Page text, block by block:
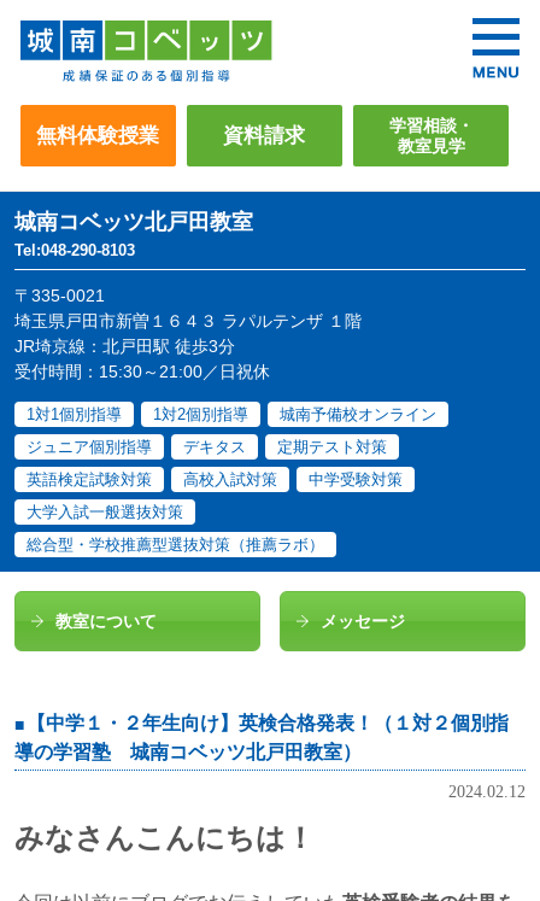
無料体験授業 資料請求
学習相談・
教室見学
城南コベッツ北戸田教室
Tel:048-290-8103
〒335-0021
埼玉県戸田市新曽１６４３ ラパルテンザ １階
JR埼京線：北戸田駅 徒歩3分
受付時間：15:30～21:00／日祝休
1対1個別指導 1対2個別指導
城南予備校オンライン
ジュニア個別指導
デキタス
定期テスト対策
英語検定試験対策
高校入試対策
中学受験対策
大学入試一般選抜対策
総合型・学校推薦型選抜対策（推薦ラボ）
教室について メッセージ
【中学１・２年生向け】英検合格発表！（１対２個別指
導の学習塾 城南コベッツ北戸田教室）
2024.02.12
みなさんこんにちは！